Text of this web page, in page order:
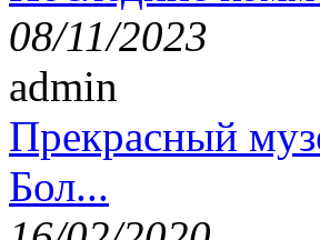
08/11/2023
admin
Прекрасный
Бол...